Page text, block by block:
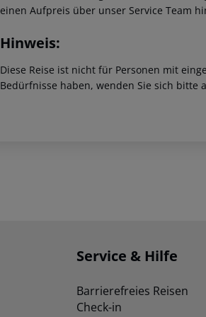
einen Aufpreis über unser Service Team
Hinweis:
Diese Reise ist nicht für Personen mit
Bedürfnisse haben, wenden Sie sich bitte
Service & Hilfe
Barrierefreies Reisen
Check-in